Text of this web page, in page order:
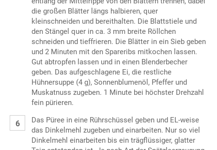
die großen Blätter längs halbieren, quer
kleinschneiden und bereithalten. Die Blattstiele und
den Stängel quer in ca. 3 mm breite Röllchen
schneiden und tieffrieren. Die Blätter in ein Sieb geben
und 2 Minuten mit den Spareribs mitkochen lassen.
Gut abtropfen lassen und in einen Blenderbecher
geben. Das aufgeschlagene Ei, die restliche
Hühnersuppe (4 g), Sonnenblumenöl, Pfeffer und
Muskatnuss zugeben. 1 Minute bei höchster Drehzahl
fein pürieren.
Das Püree in eine Rührschüssel geben und EL-weise
das Dinkelmehl zugeben und einarbeiten. Nur so viel
Dinkelmehl einarbeiten bis ein trägflüssiger, glatter